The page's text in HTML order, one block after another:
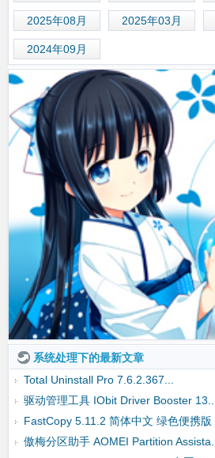
2025年08月 2025年03月
2024年09月
系统处理下的最新文章
Total Uninstall Pro 7.6.2.367...
驱动管理工具 IObit Driver Booster 13...
FastCopy 5.11.2 简体中文 绿色便携版
傲梅分区助手 AOMEI Partition Assista...